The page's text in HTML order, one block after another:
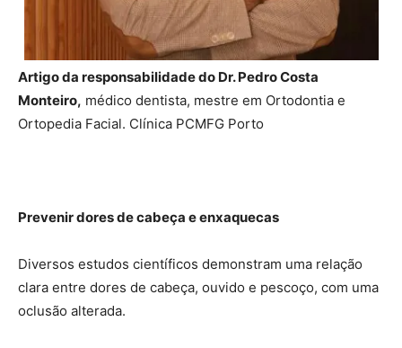
Artigo da responsabilidade do Dr. Pedro Costa
Monteiro, médico dentista, mestre em Ortodontia e
Ortopedia Facial. Clínica PCMFG Porto
Prevenir dores de cabeça e enxaquecas
Diversos estudos científicos demonstram uma relação
clara entre dores de cabeça, ouvido e pescoço, com uma
oclusão alterada.